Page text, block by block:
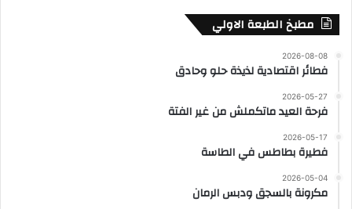
مطبخ الطبعة الاولي
2026-08-08
فطائر اقتصادية لذيذة حلو وحادق
2026-05-27
فرحة العيد ماتكملش من غير الفتة
2026-05-17
فطيرة بطاطس في الطاسة
2026-05-04
مكرونة بالسجق ودبس الرمان